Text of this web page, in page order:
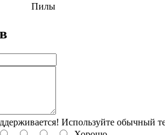
Пилы
Используйте обычный